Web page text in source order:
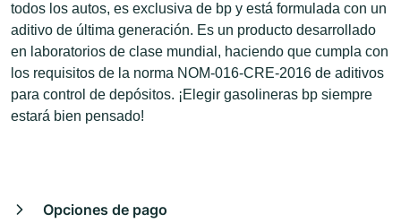
todos los autos, es exclusiva de bp y está formulada con un
aditivo de última generación. Es un producto desarrollado
en laboratorios de clase mundial, haciendo que cumpla con
los requisitos de la norma NOM-016-CRE-2016 de aditivos
para control de depósitos. ¡Elegir gasolineras bp siempre
estará bien pensado!
Opciones de pago